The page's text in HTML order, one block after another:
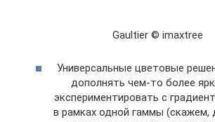
Gaultier © imaxtree
Универсальные цветовые
дополнять чем-то более
экспериментировать с
в рамках одной гаммы (скажем,